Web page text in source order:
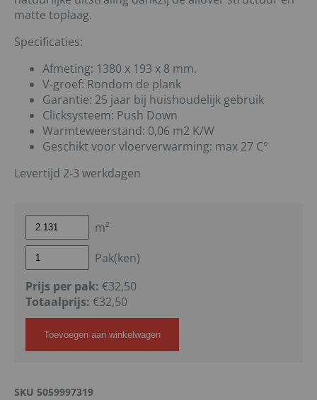
matte toplaag.
Specificaties:
Afmeting: 1380 x 193 x 8 mm.
V-groef: Rondom de plank
Garantie: 25 jaar bij huishoudelijk gebruik
Clicksysteem: Push Down
Warmteweerstand: 0,06 m2 K/W
Geschikt voor vloerverwarming: max 27 C°
Levertijd 2-3 werkdagen
m²
Pak(ken)
Prijs per pak: €32,50
Totaalprijs: €32,50
Toevoegen aan winkelwagen
SKU 5059997319